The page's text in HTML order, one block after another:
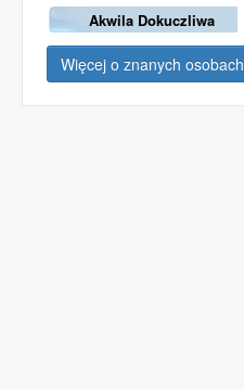
Akwila Dokuczliwa
Więcej o znanych osobach